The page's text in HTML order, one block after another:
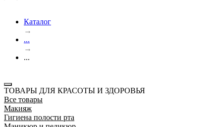
Каталог
→
...
→
...
ТОВАРЫ ДЛЯ КРАСОТЫ И ЗДОРОВЬЯ
Все товары
Макияж
Гигиена полости рта